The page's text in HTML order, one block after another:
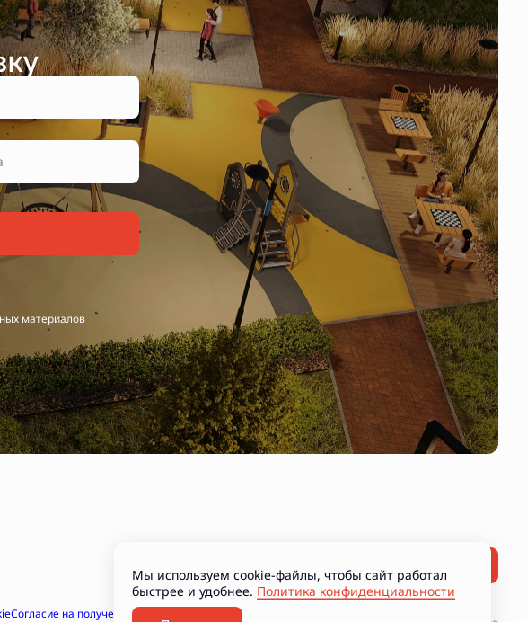
материалов
Согласие на получение рекламно-информационных материалов
Мы используем cookie-файлы, чтобы сайт работал
быстрее и удобнее. Политика конфиденциальности